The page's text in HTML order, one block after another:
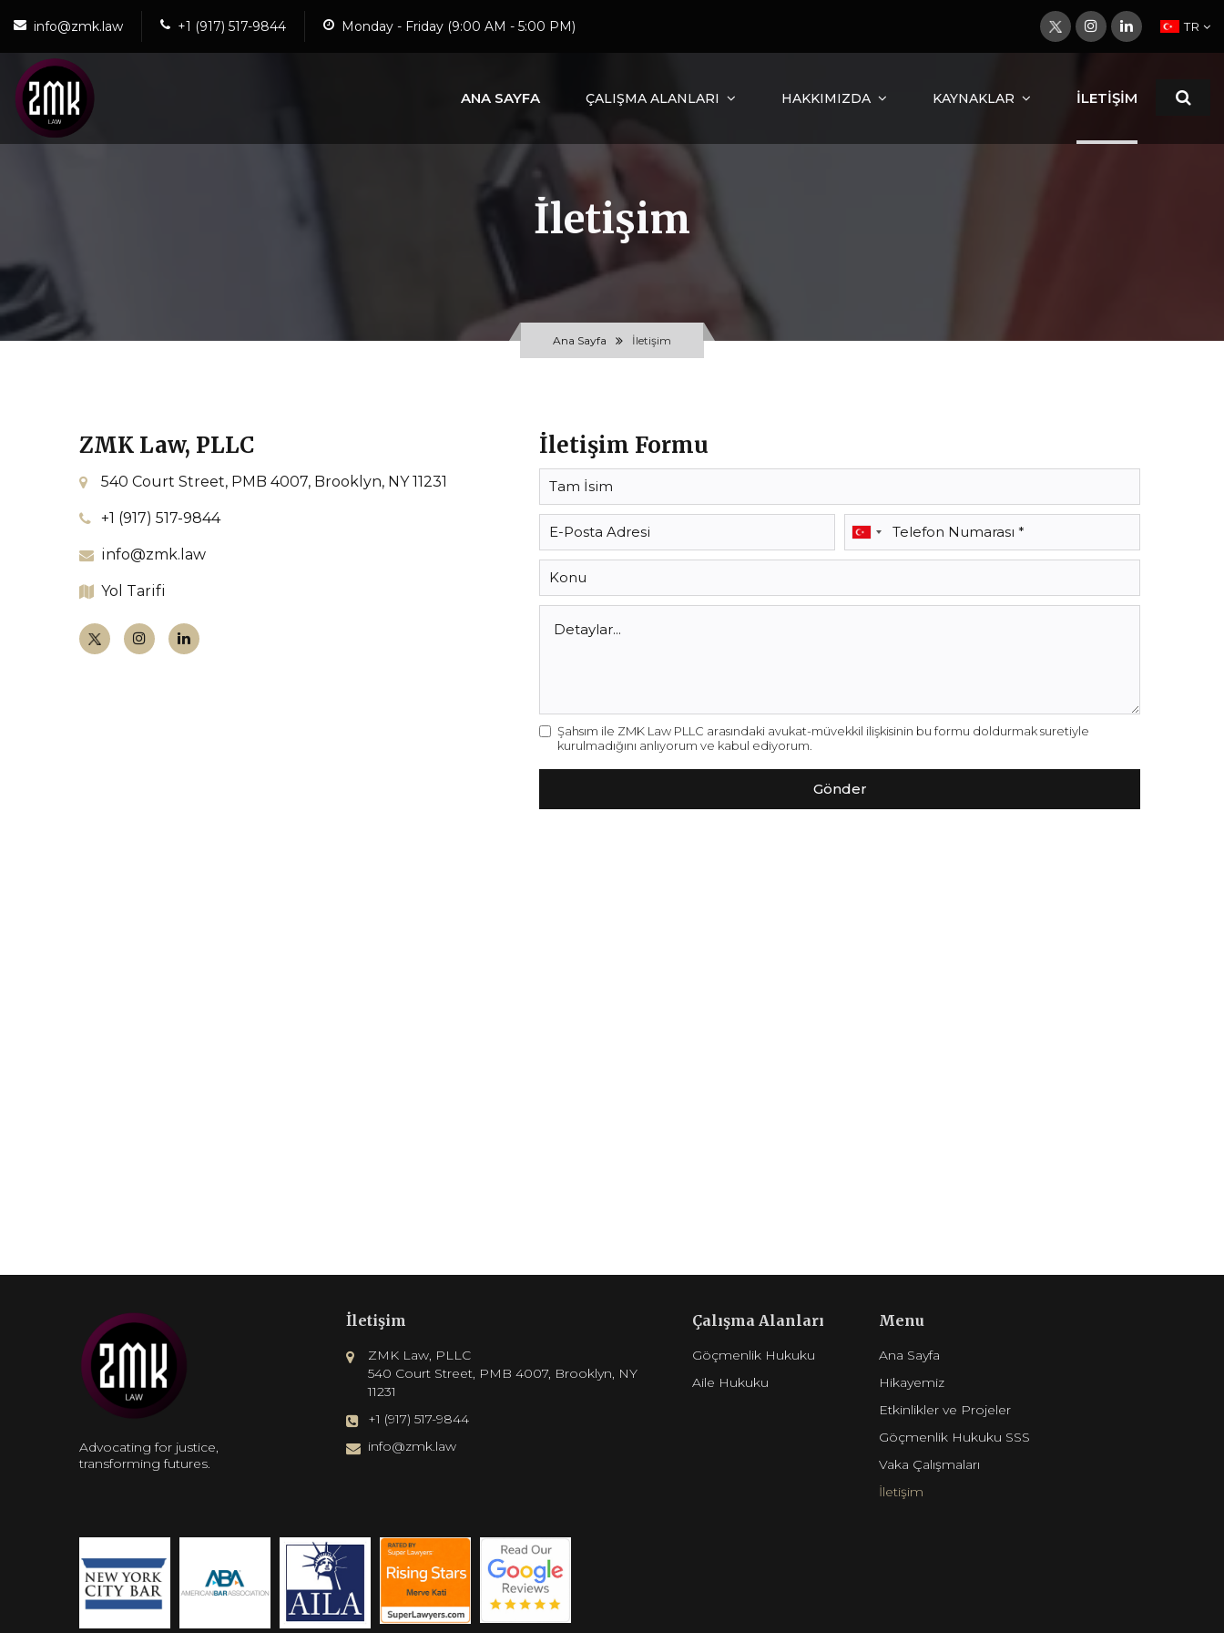
TR
info@zmk.law +1 (917) 517-9844 Monday - Friday (9:00 AM - 5:00 PM)
ANA SAYFA ÇALIŞMA ALANLARI HAKKIMIZDA KAYNAKLAR İLETİŞİM
İletişim
Ana Sayfa İletişim
ZMK Law, PLLC
540 Court Street, PMB 4007, Brooklyn, NY 11231
+1 (917) 517-9844
info@zmk.law
Yol Tarifi
İletişim Formu
Şahsım ile ZMK Law PLLC arasındaki avukat-müvekkil ilişkisinin bu formu doldurmak suretiyle
kurulmadığını anlıyorum ve kabul ediyorum.
Advocating for justice,
transforming futures.
İletişim
ZMK Law, PLLC
540 Court Street, PMB 4007, Brooklyn, NY
11231
+1 (917) 517-9844
info@zmk.law
Çalışma Alanları
Göçmenlik Hukuku
Aile Hukuku
Menu
Ana Sayfa
Hikayemiz
Etkinlikler ve Projeler
Göçmenlik Hukuku SSS
Vaka Çalışmaları
İletişim